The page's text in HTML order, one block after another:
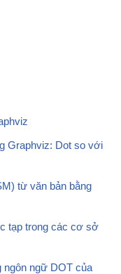
Graphviz: Dot so với
từ văn bản bằng
tạp trong các cơ sở
ngôn ngữ DOT của